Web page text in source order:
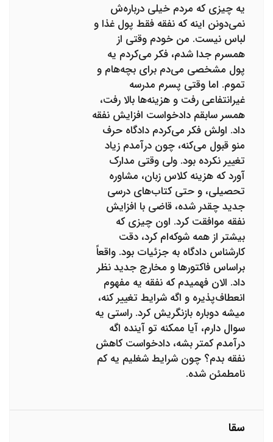
یه چیزی که مردم خیلی درباره‌ش
نمی‌دونن اینه که نفقه فقط پول غذا و
لباس نیست. من خودم وقتی از
همسرم جدا شدم، فکر می‌کردم یه
پول مشخصی می‌دم برای بچه‌هام و
تموم. اما وقتی پسرم مدرسه
غیرانتفاعی رفت و هزینه‌ها بالا رفت،
همسر سابقم دادخواست افزایش نفقه
داد. اولش فکر می‌کردم دادگاه حرف
منو قبول می‌کنه، چون درآمدم زیاد
تغییر نکرده بود. ولی وقتی مدارک
آورد که هزینه کلاس زبان، مشاوره
تحصیلی، و حتی کتاب‌های درسی
جدید چقدر شده، قاضی با افزایش
نفقه موافقت کرد. اون چیزی که
بیشتر از همه شوکه‌ام کرد، دقت
کارشناس دادگاه به جزئیات بود. واقعاً
براساس فاکتورها و مخارج جدید نظر
داد. الان فهمیدم که نفقه یه مفهوم
انعطاف‌پذیره و اگه شرایط تغییر کنه،
میشه دوباره بازنگریش کرد. راستی یه
سوال دارم، آیا ممکنه تو آینده اگه
درآمدم کمتر بشه، دادخواست کاهش
نفقه بدم؟ چون شرایط شغلیم یه کم
نامطمئن شده.
سقا